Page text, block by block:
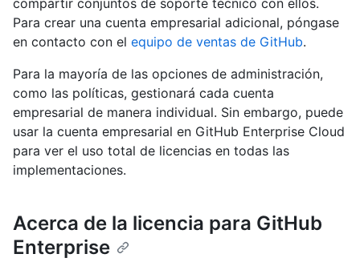
compartir conjuntos de soporte técnico con ellos.
Para crear una cuenta empresarial adicional, póngase
en contacto con el equipo de ventas de GitHub.
Para la mayoría de las opciones de administración,
como las políticas, gestionará cada cuenta
empresarial de manera individual. Sin embargo, puede
usar la cuenta empresarial en GitHub Enterprise Cloud
para ver el uso total de licencias en todas las
implementaciones.
Acerca de la licencia para GitHub
Enterprise